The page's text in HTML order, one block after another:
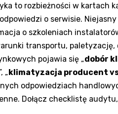
to rozbieżności w kartach
o serwisie.
o szkoleniach
transportu, paletyzację,
pojawia się „dobór
”, „klimatyzacja producent
odpowiedziach
Dołącz checklistę